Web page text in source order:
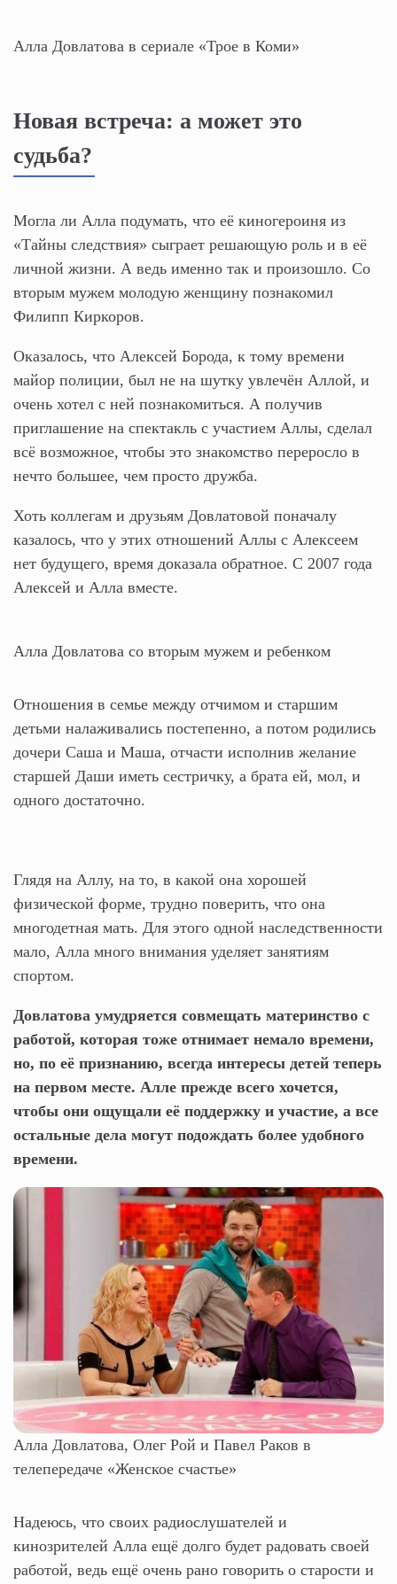
Алла Довлатова в сериале «Трое в Коми»
Новая встреча: а может это
судьба?
Могла ли Алла подумать, что её киногероиня из
«Тайны следствия» сыграет решающую роль и в её
личной жизни. А ведь именно так и произошло. Со
вторым мужем молодую женщину познакомил
Филипп Киркоров.
Оказалось, что Алексей Борода, к тому времени
майор полиции, был не на шутку увлечён Аллой, и
очень хотел с ней познакомиться. А получив
приглашение на спектакль с участием Аллы, сделал
всё возможное, чтобы это знакомство переросло в
нечто большее, чем просто дружба.
Хоть коллегам и друзьям Довлатовой поначалу
казалось, что у этих отношений Аллы с Алексеем
нет будущего, время доказала обратное. С 2007 года
Алексей и Алла вместе.
Алла Довлатова со вторым мужем и ребенком
Отношения в семье между отчимом и старшим
детьми налаживались постепенно, а потом родились
дочери Саша и Маша, отчасти исполнив желание
старшей Даши иметь сестричку, а брата ей, мол, и
одного достаточно.
Глядя на Аллу, на то, в какой она хорошей
физической форме, трудно поверить, что она
многодетная мать. Для этого одной наследственности
мало, Алла много внимания уделяет занятиям
спортом.
Довлатова умудряется совмещать материнство с
работой, которая тоже отнимает немало времени,
но, по её признанию, всегда интересы детей теперь
на первом месте. Алле прежде всего хочется,
чтобы они ощущали её поддержку и участие, а все
остальные дела могут подождать более удобного
времени.
Алла Довлатова, Олег Рой и Павел Раков в
телепередаче «Женское счастье»
Надеюсь, что своих радиослушателей и
кинозрителей Алла ещё долго будет радовать своей
работой, ведь ещё очень рано говорить о старости и